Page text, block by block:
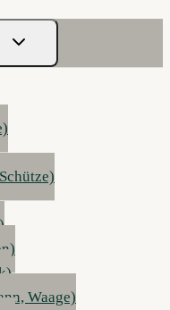
Untermenü
Umschalten
Waage)